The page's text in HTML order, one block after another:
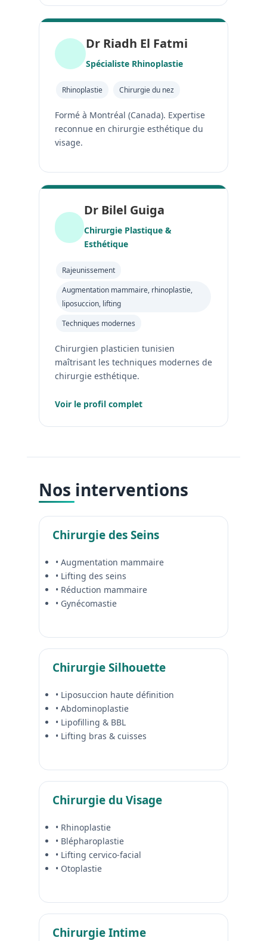
Dr Riadh El Fatmi
Spécialiste Rhinoplastie
Rhinoplastie Chirurgie du nez
Formé à Montréal (Canada). Expertise
reconnue en chirurgie esthétique du
visage.
Dr Bilel Guiga
Chirurgie Plastique &
Esthétique
Rajeunissement
Augmentation mammaire, rhinoplastie,
liposuccion, lifting
Techniques modernes
Chirurgien plasticien tunisien
maîtrisant les techniques modernes de
chirurgie esthétique.
Voir le profil complet
Nos interventions
Chirurgie des Seins
• Augmentation mammaire
• Lifting des seins
• Réduction mammaire
• Gynécomastie
Chirurgie Silhouette
• Liposuccion haute définition
• Abdominoplastie
• Lipofilling & BBL
• Lifting bras & cuisses
Chirurgie du Visage
• Rhinoplastie
• Blépharoplastie
• Lifting cervico-facial
• Otoplastie
Chirurgie Intime